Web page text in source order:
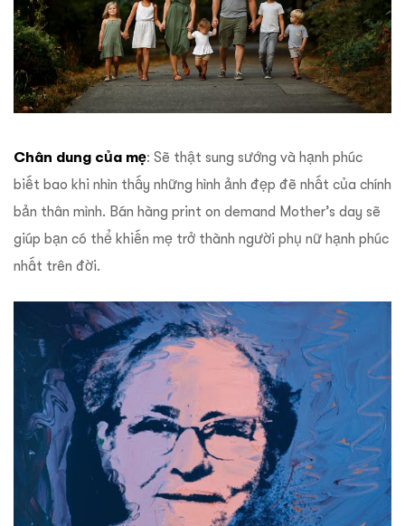
Chân dung của mẹ: Sẽ thật sung sướng và hạnh phúc
biết bao khi nhìn thấy những hình ảnh đẹp đẽ nhất của chính
bản thân mình. Bán hàng print on demand Mother’s day sẽ
giúp bạn có thể khiến mẹ trở thành người phụ nữ hạnh phúc
nhất trên đời.